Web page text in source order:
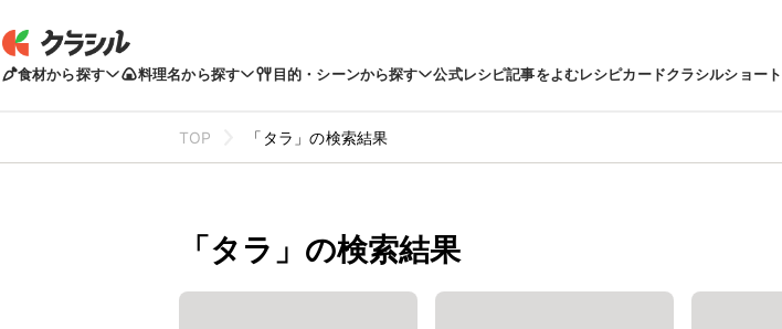
食材から探す 料理名から探す 目的・シーンから探す 公式レシピ記事をよむレシピカードクラシルショート
TOP 「タラ」の検索結果
「タラ」の検索結果